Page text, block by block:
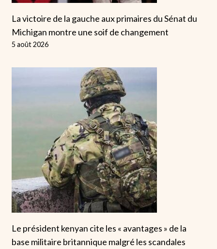
La victoire de la gauche aux primaires du Sénat du
Michigan montre une soif de changement
5 août 2026
Le président kenyan cite les « avantages » de la
base militaire britannique malgré les scandales